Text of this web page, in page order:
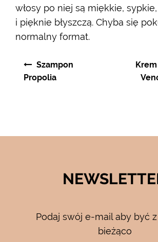
włosy po niej są miękkie,
i pięknie błyszczą. Chyba się
normalny format.
Szampon
Propolia
Podaj swój e-mail aby być
bieżąco